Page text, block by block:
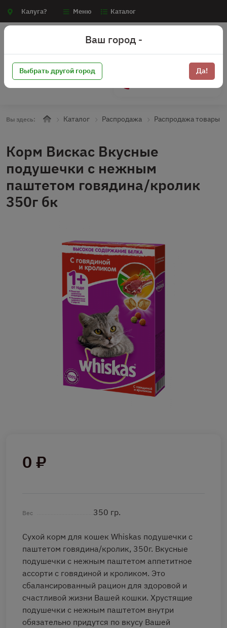
Калуга? Меню Каталог
Вы здесь: Каталог Распродажа Распродажа товары
Корм Вискас Вкусные
подушечки с нежным
паштетом говядина/кролик
350г бк
0 ₽
Вес 350 гр.
Сухой корм для кошек Whiskas подушечки с
паштетом говядина/кролик, 350г. Вкусные
подушечки с нежным паштетом аппетитное
ассорти с говядиной и кроликом. Это
сбалансированный рацион для здоровой и
счастливой жизни Вашей кошки. Хрустящие
подушечки с нежным паштетом внутри
обязательно придутся по вкусу Вашей
Ваш город -
Выбрать другой город Да!